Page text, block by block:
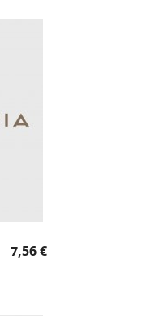
Prix
7,56 €